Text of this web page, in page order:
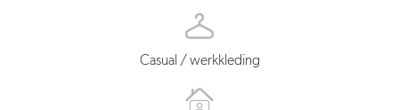
Casual / werkkleding